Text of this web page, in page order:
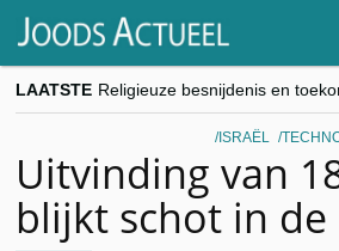
LAATSTE
ISRAËL
Uitvinding van
blijkt schot in